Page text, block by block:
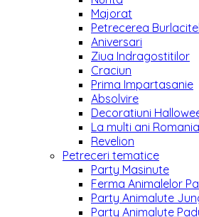
Majorat
Petrecerea
Aniversari
Ziua Indragostitilor
Craciun
Prima Impartasanie
Absolvire
Decoratiuni
La multi ani
Revelion
Petreceri tematice
Party Masinute
Ferma Animalelor
Party Animalute
Party Animalute